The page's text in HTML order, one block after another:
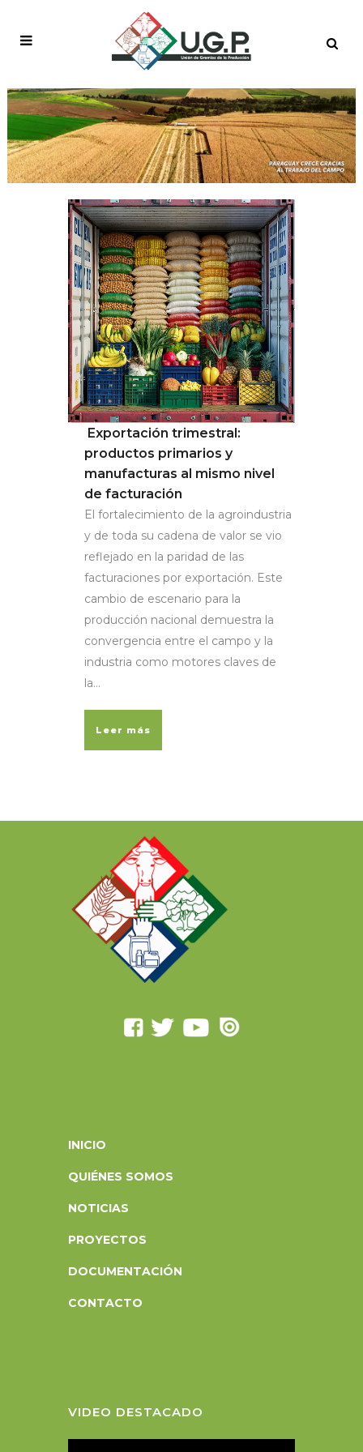
BALANCE
FACTURACIÓN TAG
Exportación trimestral:
productos primarios y
manufacturas al mismo nivel
de facturación
El fortalecimiento de la agroindustria
y de toda su cadena de valor se vio
reflejado en la paridad de las
facturaciones por exportación. Este
cambio de escenario para la
producción nacional demuestra la
convergencia entre el campo y la
industria como motores claves de
la...
Leer más
INICIO
QUIÉNES SOMOS
NOTICIAS
PROYECTOS
DOCUMENTACIÓN
CONTACTO
VIDEO DESTACADO